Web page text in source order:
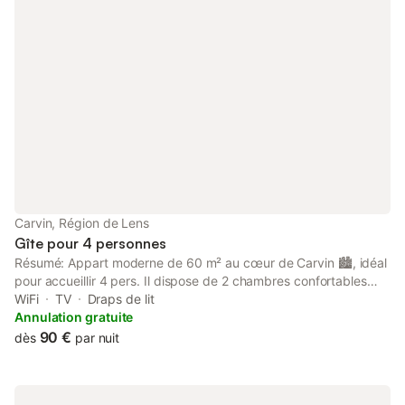
Carvin, Région de Lens
Gîte pour 4 personnes
Résumé: Appart moderne de 60 m² au cœur de Carvin 🏙️, idéal
pour accueillir 4 pers. Il dispose de 2 chambres confortables
équipées de lits simples 🛏️. Le salon spacieux offre un canapé
cosy et une télévision pour vos moments de détente 📺✨. La
cuisine ouverte équipée, comprend un coin repas parfait pour
WiFi TV
Draps de lit
Annulation gratuite
dès 90 € par nuit